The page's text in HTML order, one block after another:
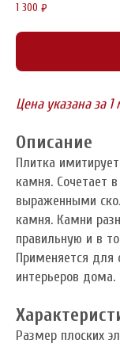
1 300 ₽
Цена указана за 1
Описание
Плитка
камня. Сочетает
выраженными
камня. Камни
правильную и в
Применяется для
интерьеров дома.
Размер плоских